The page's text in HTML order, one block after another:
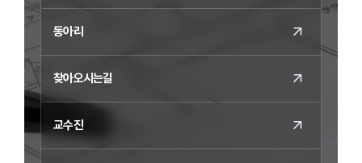
동아리
찾아오시는길
교수진